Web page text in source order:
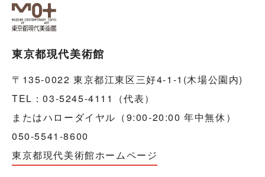
東京都現代美術館
〒135-0022 東京都江東区三好4-1-1(木場公園内)
TEL：03-5245-4111（代表）
またはハローダイヤル（9:00-20:00 年中無休）
050-5541-8600
東京都現代美術館ホームページ